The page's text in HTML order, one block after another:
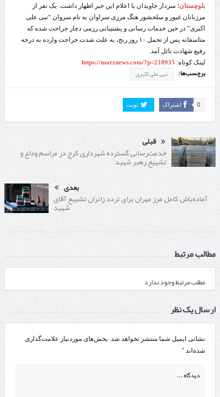
بلوچستان؛ سردار جاویدان با اعلام این خبر اظهار داشت: یک نفر از
مرزبانان غیور و سلحشور هنگ مرزی سراوان به نام سروان “نبی علی
اکبری” در حین خدمات رسانی و پشتیبانی رزمی دچار جراحت شده که
متاسفانه پس از تحمل ۱۰ روز رنج، به علت شدت جراحت وارده به درجه
رفیع شهادت نائل آمد.
لینک کوتاه: https://marznews.com/?p=218935
برچسب‌ها: نبی علی اکبری
اشتراک 0 تویت
قبلی
خدمت‌رسانی گسترده شهرداری کرج در مراسم وداع و
تشییع رهبر شهید
بعدی
آماده‌باش کامل مرز مهران برای تردد زائران تشییع آقای
شهید
مطالب مرتبط
مطلب مرتبط وجود ندارد
ارسال یک نظر
نشانی ایمیل شما منتشر نخواهد شد. بخش‌های موردنیاز علامت‌گذاری
شده‌اند *